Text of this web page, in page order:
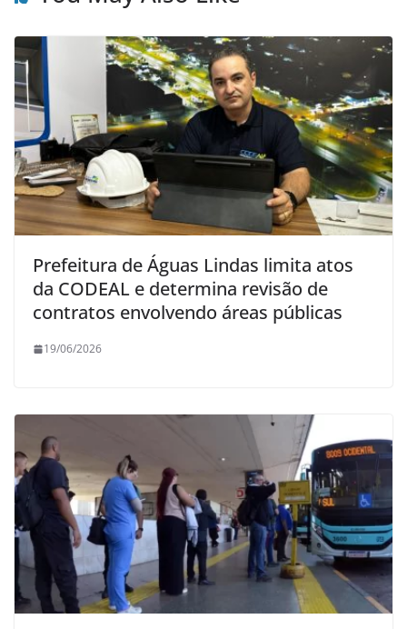
Prefeitura de Águas Lindas limita atos
da CODEAL e determina revisão de
contratos envolvendo áreas públicas
19/06/2026